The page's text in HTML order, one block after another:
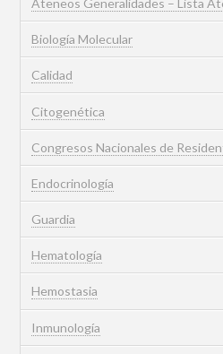
Ateneos Generalidades – Lista
Biología Molecular
Calidad
Citogenética
Congresos Nacionales de
Endocrinología
Guardia
Hematología
Hemostasia
Inmunología